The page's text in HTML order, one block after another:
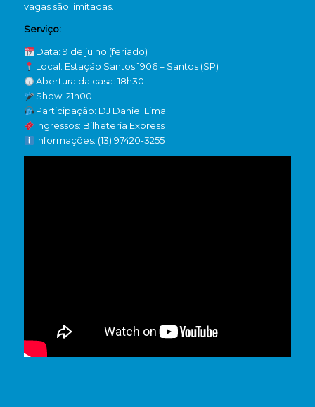
vagas são limitadas.
Serviço:
Data: 9 de julho (feriado)
Local: Estação Santos 1906 – Santos (SP)
Abertura da casa: 18h30
Show: 21h00
Participação: DJ Daniel Lima
Ingressos: Bilheteria Express
Informações: (13) 97420-3255